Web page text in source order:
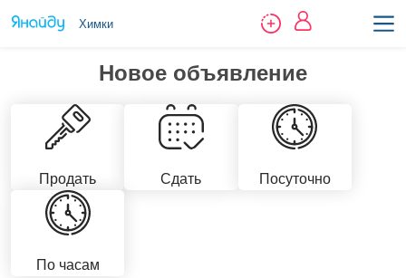
Химки
Новое объявление
Продать Сдать Посуточно
По часам